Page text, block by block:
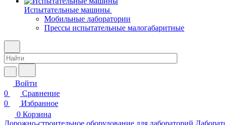
Испытательные машины
Мобильные лаборатории
Прессы испытательные малогабаритные
Войти
0
Сравнение
0
Избранное
0 Корзина
Дорожно-строительное оборудование для лабораторий